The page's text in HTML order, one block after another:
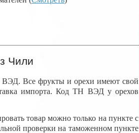
Чили
ВЭД. Все фрукты и орехи имеют свой
импорта. Код ТН ВЭД у орехов
товар можно только на пункте с
проверки на таможенном пункте